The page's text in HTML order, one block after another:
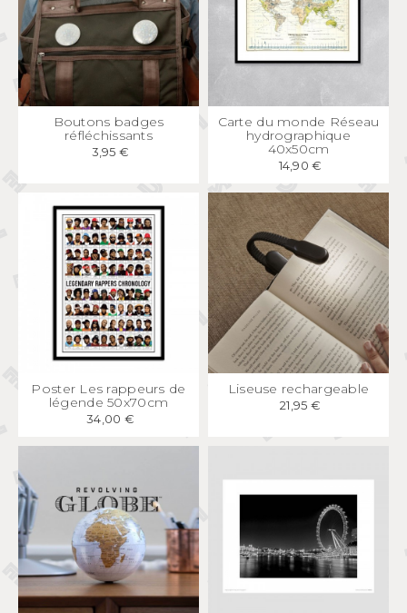
APERÇUBoutons badges
réfléchissants
3,95 €
APERÇU RAPIDE
Carte du monde Réseau
hydrographique
40x50cm
14,90 €
APERÇU RAPIDE
Poster Les rappeurs de
légende 50x70cm
34,00 €
APERÇU RAPIDE
Liseuse rechargeable
21,95 €